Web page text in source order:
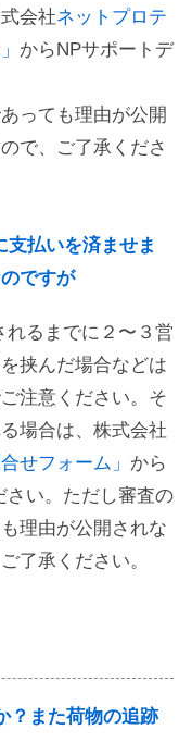
会社ネットプロテ
からNPサポートデ
っても理由が公開
で、ご了承くださ
支払いを済ませま
ですが
れるまでに２〜３営
挟んだ場合などは
注意ください。そ
場合は、株式会社
せフォーム」 から
さい。ただし審査の
理由が公開されな
了承ください。
？また荷物の追跡